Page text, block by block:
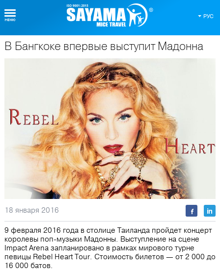
РУС
О Таиланде
В Бангкоке впервые выступит Мадонна
18 января 2016
9 февраля 2016 года в столице Таиланда пройдет концерт
королевы поп-музыки Мадонны. Выступление на сцене
Impact Arena запланировано в рамках мирового турне
певицы Rebel Heart Tour. Стоимость билетов ― от 2 000 до
16 000 батов.